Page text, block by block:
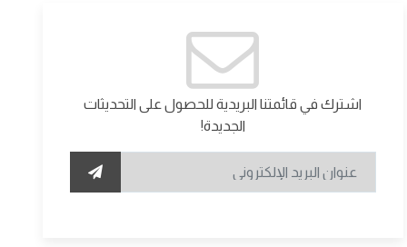
اشترك في قائمتنا البريدية للحصول على التحديثات
الجديدة!